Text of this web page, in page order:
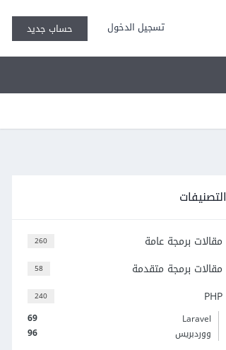
تسجيل الدخول حساب جديد
التصنيفات
260 مقالات برمجة عامة
58 مقالات برمجة متقدمة
240 PHP
69
Laravel
96
ووردبريس